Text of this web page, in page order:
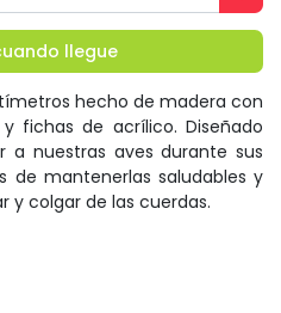
llegue
hecho de madera con
fichas de acrílico. Diseñado
a nuestras aves durante sus
de mantenerlas saludables y
y colgar de las cuerdas.